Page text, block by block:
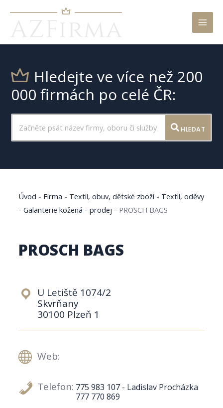
Hledejte ve více než 200
000 firmách po celé ČR:
HLEDAT
Úvod - Firma - Textil, obuv, dětské zboží- Textil, oděvy
-Galanterie kožená - prodej - PROSCH BAGS
PROSCH BAGS
U Letiště 1074/2
Skvrňany
30100 Plzeň 1
Web:
Telefon: 775 983 107 - Ladislav Procházka
777 770 869